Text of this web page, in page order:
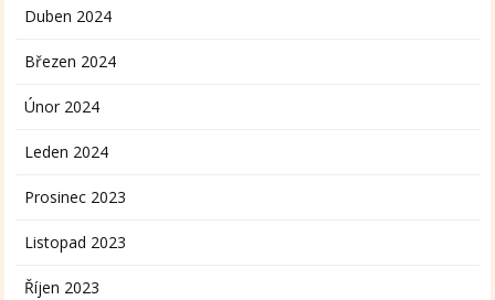
Duben 2024
Březen 2024
Únor 2024
Leden 2024
Prosinec 2023
Listopad 2023
Říjen 2023